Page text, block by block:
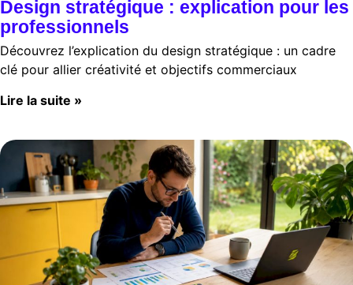
Design stratégique : explication pour les
professionnels
Découvrez l’explication du design stratégique : un cadre
clé pour allier créativité et objectifs commerciaux
Lire la suite »